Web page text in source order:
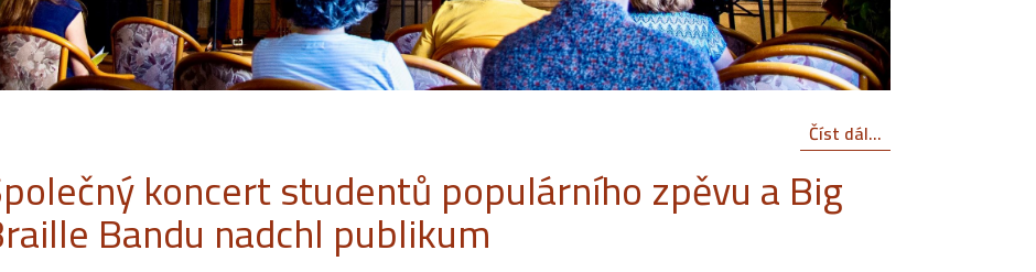
Číst dál...
koncert studentů populárního zpěvu a Big
Bandu nadchl publikum